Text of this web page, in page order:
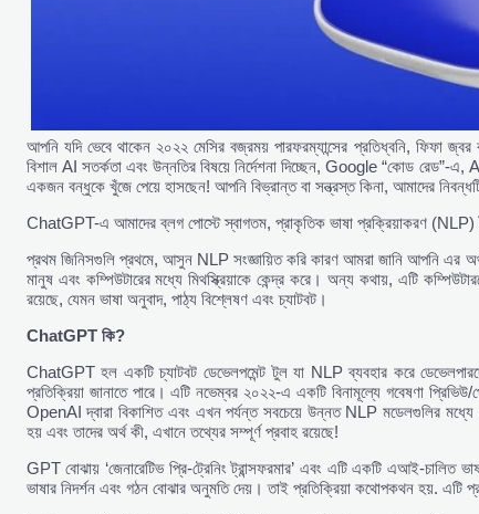
আপনি যদি ভেবে থাকেন ২০২২ মেসির বজ্রময় পারফরম্যান্সের প্রতিধ্বনি, ফিফা
বিশাল AI সতর্কতা এবং উন্নতির বিষয়ে নির্দেশনা দিচ্ছেন, Google “কোড রেড”-এ,
একজন বন্ধুকে খুঁজে পেয়ে হাসছেন! আপনি বিভ্রান্ত বা সন্ত্রস্ত কিনা, আমাদের
ChatGPT-এ আমাদের ব্লগ পোস্টে স্বাগতম, প্রাকৃতিক ভাষা প্রক্রিয়াকরণ (NLP)
প্রথম জিনিসগুলি প্রথমে, আসুন NLP সংজ্ঞায়িত করি কারণ আমরা জানি আপনি এর
মানুষ এবং কম্পিউটারের মধ্যে মিথস্ক্রিয়াকে কেন্দ্র করে। অন্য কথায়, এটি
রয়েছে, যেমন ভাষা অনুবাদ, পাঠ্য বিশ্লেষণ এবং চ্যাটবট।
ChatGPT কি?
ChatGPT হল একটি চ্যাটবট ডেভেলপমেন্ট টুল যা NLP ব্যবহার করে
প্রতিক্রিয়া জানাতে পারে। এটি নভেম্বর ২০২২-এ একটি বিনামূল্যে গবেষণা প্রিভিউ/
OpenAI দ্বারা বিকাশিত এবং এখন পর্যন্ত সবচেয়ে উন্নত NLP মডেলগুলির মধ্যে
হয় এবং তাদের অর্থ কী, এখানে তথ্যের সম্পূর্ণ প্রবাহ রয়েছে!
GPT বোঝায় ‘জেনারেটিভ প্রি-ট্রেনিং ট্রান্সফরমার’ এবং এটি একটি এআই-চালিত
ভাষার নিদর্শন এবং গঠন বোঝার অনুমতি দেয়। তাই প্রতিক্রিয়া কথোপকথন হয়. এটি